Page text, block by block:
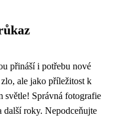
přináší i potřebu nové
ale jako příležitost k
světle! Správná fotografie
další roky. Nepodceňujte